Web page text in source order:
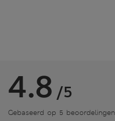
4.8 /5
Gebaseerd op 5 beoordelingen